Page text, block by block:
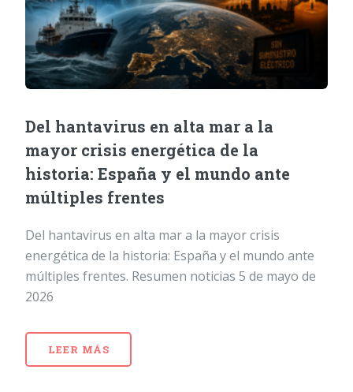
Del hantavirus en alta mar a la
mayor crisis energética de la
historia: España y el mundo ante
múltiples frentes
Del hantavirus en alta mar a la mayor crisis
energética de la historia: España y el mundo ante
múltiples frentes. Resumen noticias 5 de mayo de
2026
LEER MÁS